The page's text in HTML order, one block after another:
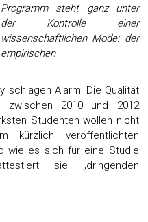
Programm steht ganz unter
der Kontrolle einer
wissenschaftlichen Mode: der
empirischen
schlagen Alarm: Die Qualität
zwischen 2010 und 2012
Studenten wollen nicht
kürzlich veröffentlichten
wie es sich für eine Studie
sie „dringenden